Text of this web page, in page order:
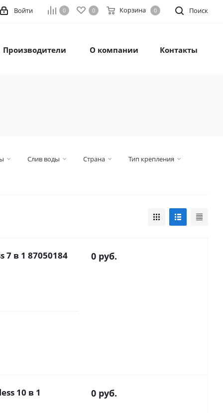
Поиск
0 0 Корзина 0
Войти
Производители О компании Контакты
Слив воды Страна Тип крепления
7 в 1 87050184
0 руб.
10 в 1
0 руб.